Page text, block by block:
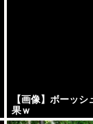
【画像】ボーッ
果ｗ